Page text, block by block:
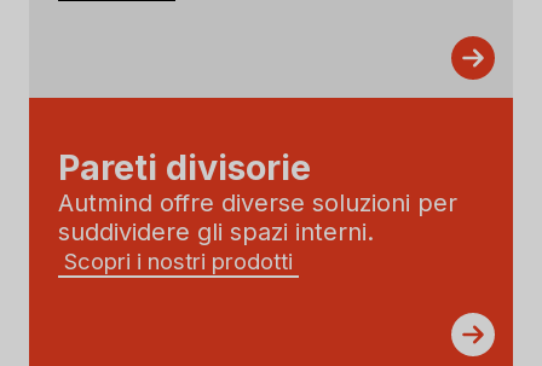
Pareti divisorie
Autmind offre diverse soluzioni per
suddividere gli spazi interni.
Scopri i nostri prodotti